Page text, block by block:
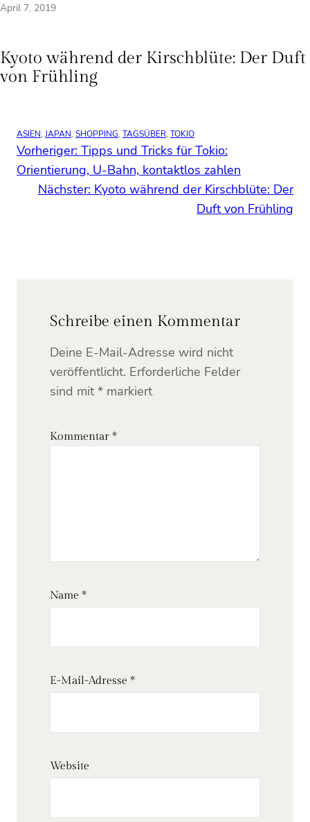
April 7, 2019
Kyoto während der Kirschblüte: Der Duft
von Frühling
ASIEN, JAPAN, SHOPPING, TAGSÜBER, TOKIO
Vorheriger: Tipps und Tricks für Tokio:
Orientierung, U-Bahn, kontaktlos zahlen
Nächster: Kyoto während der Kirschblüte: Der
Duft von Frühling
Schreibe einen Kommentar
Deine E-Mail-Adresse wird nicht
veröffentlicht. Erforderliche Felder
sind mit* markiert
Kommentar *
Name *
E-Mail-Adresse *
Website